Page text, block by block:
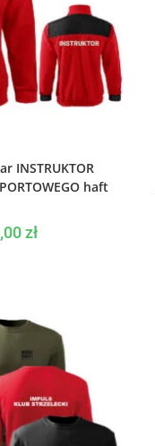
INSTRUKTOR
haft
zł